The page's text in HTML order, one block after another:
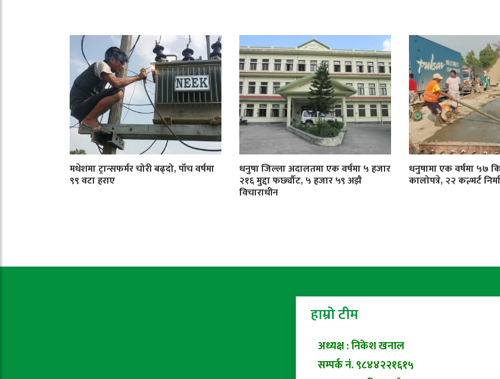
मधेशमा ट्रान्सफर्मर चोरी बढ्दो, पाँच वर्षमा
९९ वटा हराए
धनुषा जिल्ला अदालतमा एक वर्षमा ५ हजार
२१६ मुद्दा फर्छ्यौट, ५ हजार ५९ अझै
विचाराधीन
धनुषामा एक वर्षमा ५७
कालोपत्रे, २२ कल्भर्ट
हाम्रो टीम
अध्यक्ष : निकेश खनाल
सम्पर्क नं. ९८४४२२१६१५